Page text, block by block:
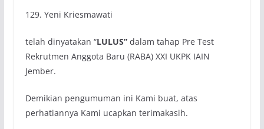
129. Yeni Kriesmawati
telah dinyatakan “LULUS” dalam tahap Pre Test
Rekrutmen Anggota Baru (RABA) XXI UKPK IAIN
Jember.
Demikian pengumuman ini Kami buat, atas
perhatiannya Kami ucapkan terimakasih.